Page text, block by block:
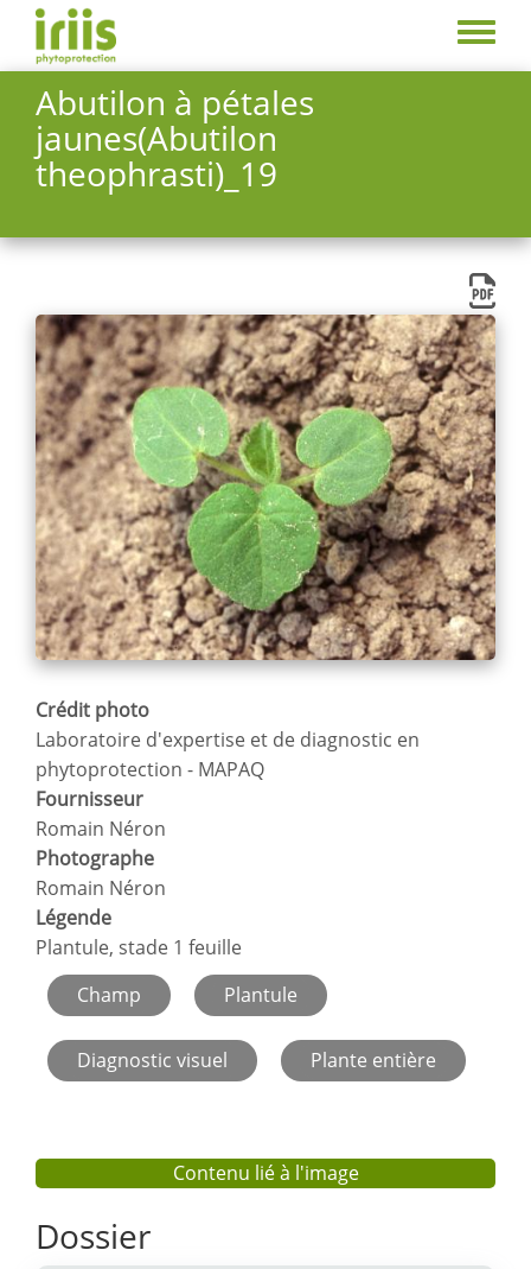
Aller
contenu
principal
Toggle
menu
Abutilon à pétales
jaunes(Abutilon
theophrasti)_19
Crédit photo
Laboratoire d'expertise et de diagnostic en
phytoprotection - MAPAQ
Fournisseur
Romain Néron
Photographe
Romain Néron
Légende
Plantule, stade 1 feuille
Champ
Plantule
Diagnostic visuel Plante entière
Contenu lié à l'image
Dossier